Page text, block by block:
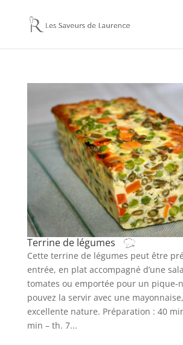
Terrine de légumes
Cette terrine de légumes peut être
entrée, en plat accompagné d’une
tomates ou emportée pour un pique-
pouvez la servir avec une
excellente nature. Préparation : 40
min – th. 7...